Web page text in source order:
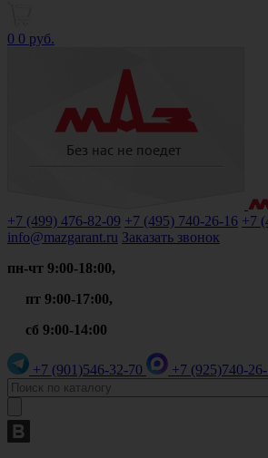
0 0 руб.
+7 (499) 476-82-09 +7 (495) 740-26-16 +7
info@mazgarant.ru Заказать звонок
пн-чт 9:00-18:00,
пт 9:00-17:00,
сб 9:00-14:00
+7 (901)546-32-70 +7 (925)740-